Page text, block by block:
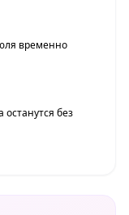
временно
без